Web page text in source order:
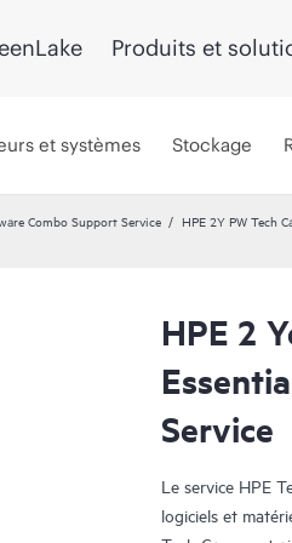
Produits et
et systèmes Stockage
Combo Support Service
HPE 2Y PW Tech
HPE 2
Service
Le service HPE
logiciels et